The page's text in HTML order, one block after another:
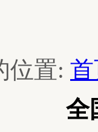
位置:
全